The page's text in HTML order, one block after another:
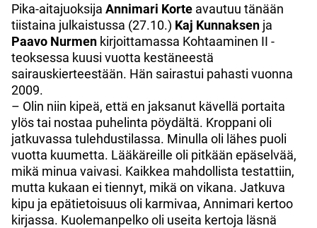
Pika-aitajuoksija Annimari Korte avautuu tänään
tiistaina julkaistussa (27.10.) Kaj Kunnaksen ja
Paavo Nurmen kirjoittamassa Kohtaaminen II -
teoksessa kuusi vuotta kestäneestä
sairauskierteestään. Hän sairastui pahasti vuonna
2009.
– Olin niin kipeä, että en jaksanut kävellä portaita
ylös tai nostaa puhelinta pöydältä. Kroppani oli
jatkuvassa tulehdustilassa. Minulla oli lähes puoli
vuotta kuumetta. Lääkäreille oli pitkään epäselvää,
mikä minua vaivasi. Kaikkea mahdollista testattiin,
mutta kukaan ei tiennyt, mikä on vikana. Jatkuva
kipu ja epätietoisuus oli karmivaa, Annimari kertoo
kirjassa. Kuolemanpelko oli useita kertoja läsnä